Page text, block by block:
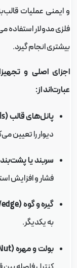
ایمنی عملیات
مدولار استفاده
انجام گیرد.
اصلی و
از:
پانل‌های قالب (Formwork Panels):
دیوار را تعیین
سربند یا پشت‌بند (Waler / Soldier):
فشار و افزایش
گیره و گوه (Clamp & Wedge):
به یکدیگر.
بولت و مهره (Tie Rod & Nut):